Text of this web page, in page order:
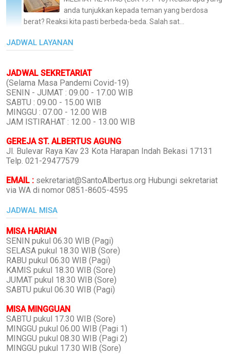
anda tunjukkan kepada teman yang berdosa
berat? Reaksi kita pasti berbeda-beda. Salah sat...
JADWAL LAYANAN
JADWAL SEKRETARIAT
(Selama Masa Pandemi Covid-19)
SENIN - JUMAT : 09.00 - 17.00 WIB
SABTU : 09.00 - 15.00 WIB
MINGGU : 07.00 - 12.00 WIB
JAM ISTIRAHAT : 12.00 - 13.00 WIB
GEREJA ST. ALBERTUS AGUNG
Jl. Bulevar Raya Kav 23 Kota Harapan Indah Bekasi 17131
Telp. 021-29477579
EMAIL : sekretariat@SantoAlbertus.org Hubungi sekretariat
via WA di nomor 0851-8605-4595
JADWAL MISA
MISA HARIAN
SENIN pukul 06.30 WIB (Pagi)
SELASA pukul 18.30 WIB (Sore)
RABU pukul 06.30 WIB (Pagi)
KAMIS pukul 18.30 WIB (Sore)
JUMAT pukul 18.30 WIB (Sore)
SABTU pukul 06.30 WIB (Pagi)
MISA MINGGUAN
SABTU pukul 17.30 WIB (Sore)
MINGGU pukul 06.00 WIB (Pagi 1)
MINGGU pukul 08.30 WIB (Pagi 2)
MINGGU pukul 17.30 WIB (Sore)